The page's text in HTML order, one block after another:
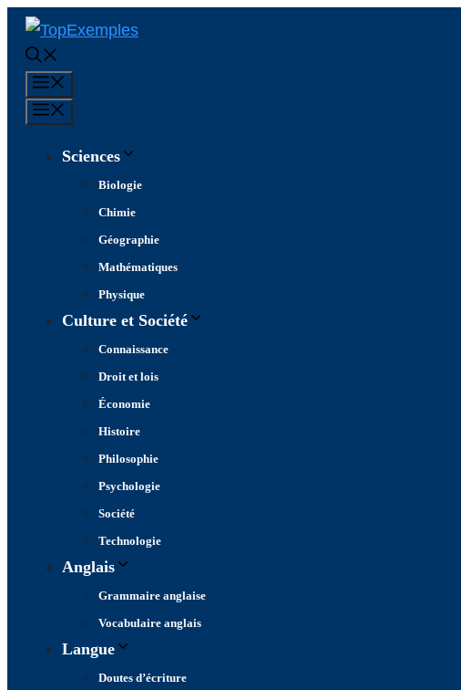
Aller
contenu
Sciences
Biologie
Chimie
Géographie
Mathématiques
Physique
Culture et Société
Connaissance
Droit et lois
Économie
Histoire
Philosophie
Psychologie
Société
Technologie
Anglais
Grammaire anglaise
Vocabulaire anglais
Langue
Doutes d’écriture